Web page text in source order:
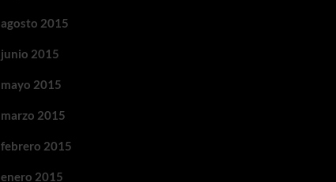
agosto 2015
junio 2015
mayo 2015
marzo 2015
febrero 2015
enero 2015